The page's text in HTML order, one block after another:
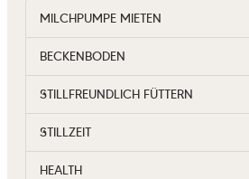
MILCHPUMPE MIETEN
BECKENBODEN
STILLFREUNDLICH FÜTTERN
STILLZEIT
HEALTH